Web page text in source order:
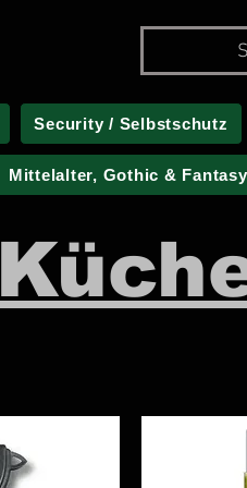
Security / Selbstschutz
Mittelalter, Gothic & Fantasy